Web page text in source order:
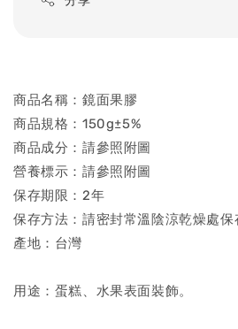
商品名稱：鏡面果膠
商品規格：150g±5%
商品成分：請參照附圖
營養標示：請參照附圖
保存期限：2年
保存方法：請密封常溫陰涼乾燥處保
產地：台灣
用途：蛋糕、水果表面裝飾。